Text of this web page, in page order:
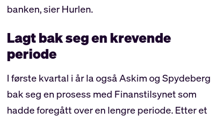
banken, sier Hurlen.
Lagt bak seg en krevende
periode
I første kvartal i år la også Askim og Spydeberg
bak seg en prosess med Finanstilsynet som
hadde foregått over en lengre periode. Etter et